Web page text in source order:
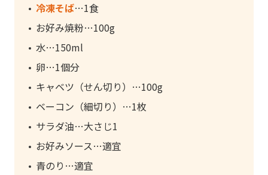
冷凍そば
1食
お好み焼粉
100g
水
150ml
卵
1個分
キャベツ（せん切り）
100g
ベーコン（細切り）
1枚
サラダ油
大さじ1
お好みソース
適宜
青のり
適宜